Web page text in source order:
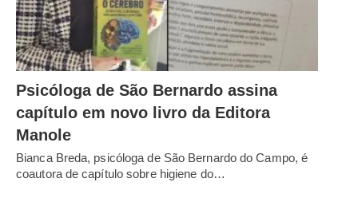
Psicóloga de São Bernardo assina
capítulo em novo livro da Editora
Manole
Bianca Breda, psicóloga de São Bernardo do Campo, é
coautora de capítulo sobre higiene do…